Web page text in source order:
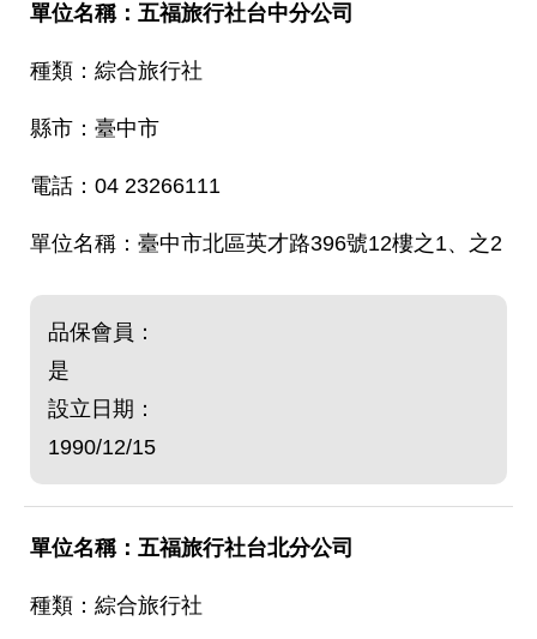
五福旅行社台中分公司
綜合旅行社
臺中市
04 23266111
臺中市北區英才路396號12樓之1、之2
品保會員：
是
設立日期：
1990/12/15
五福旅行社台北分公司
綜合旅行社